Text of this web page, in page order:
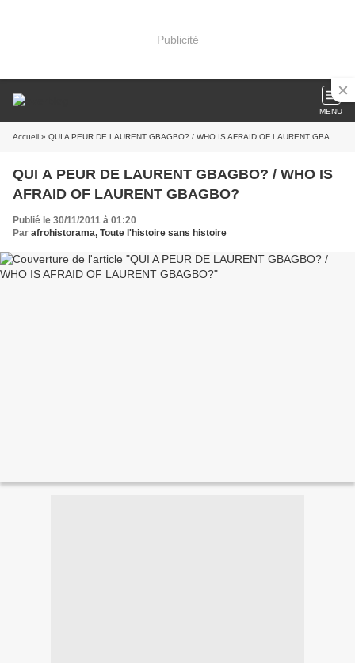
Publicité
MENU
Accueil » QUI A PEUR DE LAURENT GBAGBO? / WHO IS AFRAID OF LAURENT GBAGBO?
QUI A PEUR DE LAURENT GBAGBO? / WHO IS
AFRAID OF LAURENT GBAGBO?
Publié le 30/11/2011 à 01:20
Par afrohistorama, Toute l'histoire sans histoire